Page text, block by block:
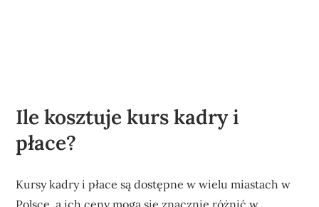
Ile kosztuje kurs kadry i
płace?
Kursy kadry i płace są dostępne w wielu miastach w
Polsce, a ich ceny mogą się znacznie różnić w